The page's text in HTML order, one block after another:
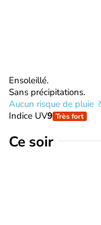
Ensoleillé.
Sans précipitations.
Aucun risque de pluie
Indice UV9 Très fort
Ce soir